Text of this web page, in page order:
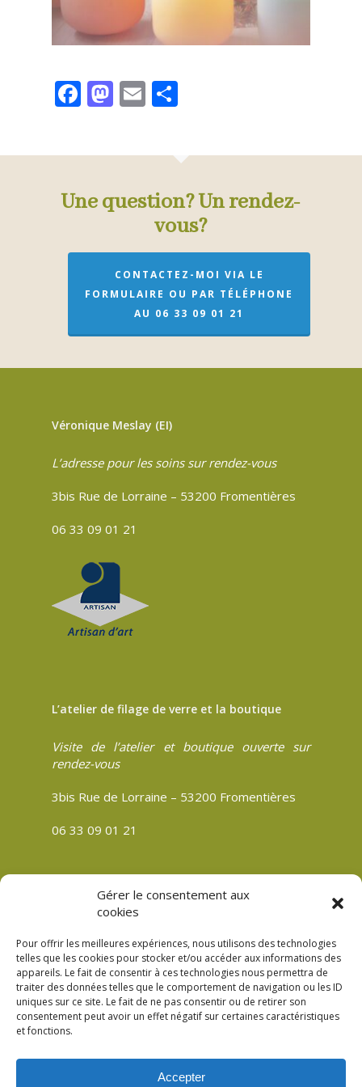
Gérer le consentement aux
cookies
Pour offrir les meilleures expériences, nous utilisons des technologies
telles que les cookies pour stocker et/ou accéder aux informations des
appareils. Le fait de consentir à ces technologies nous permettra de
traiter des données telles que le comportement de navigation ou les ID
uniques sur ce site. Le fait de ne pas consentir ou de retirer son
consentement peut avoir un effet négatif sur certaines caractéristiques
et fonctions.
Accepter
Facebook
Mastodon
Email
Une question? Un rendez-
vous?
CONTACTEZ-MOI VIA LE
FORMULAIRE OU PAR TÉLÉPHONE
AU 06 33 09 01 21
Véronique Meslay (EI)
L’adresse pour les soins sur rendez-vous
3bis Rue de Lorraine – 53200 Fromentières
06 33 09 01 21
L’atelier de filage de verre et la boutique
Visite de l’atelier et boutique ouverte sur
rendez-vous
3bis Rue de Lorraine – 53200 Fromentières
06 33 09 01 21
Mentions légales
Plan du site
Politique de cookies (UE)